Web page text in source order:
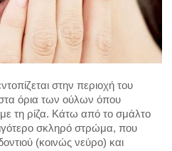
στην περιοχή του
όρια των ούλων όπου
τη ρίζα. Κάτω από το σμάλτο
σκληρό στρώμα, που
(κοινώς νεύρο) και